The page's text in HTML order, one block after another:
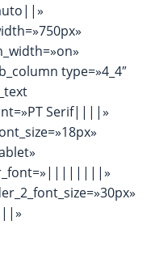
type=»4_4″
Serif||||»